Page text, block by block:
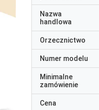
Nazwa
handlowa
Orzecznictwo
Numer modelu
Minimalne
zamówienie
Cena